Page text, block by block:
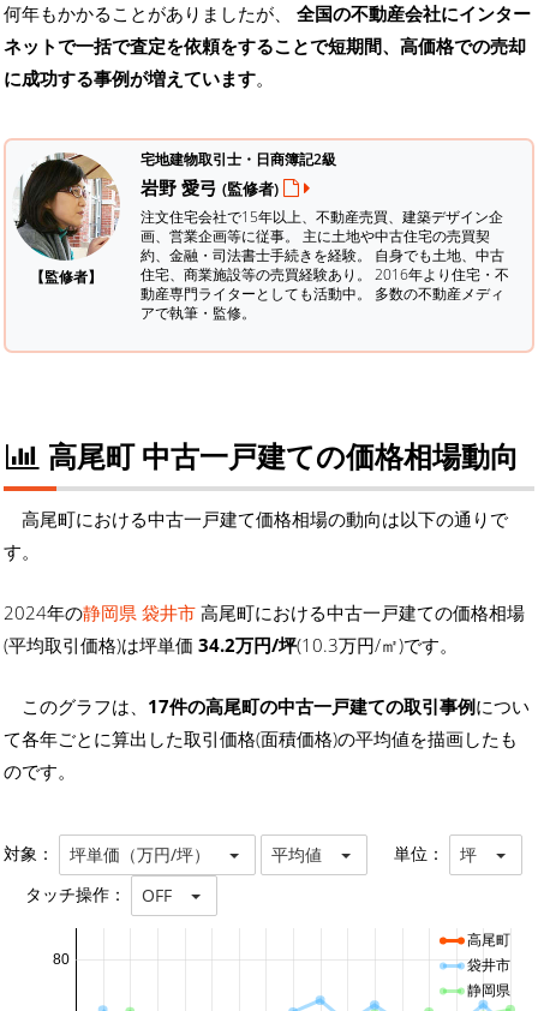
何年もかかることがありましたが、 全国の不動産会社にインター
ネットで一括で査定を依頼をすることで短期間、高価格での売却
に成功する事例が増えています。
【監修者】
宅地建物取引士・日商簿記2級
岩野 愛弓 (監修者)
注文住宅会社で15年以上、不動産売買、建築デザイン企
画、営業企画等に従事。 主に土地や中古住宅の売買契
約、金融・司法書士手続きを経験。 自身でも土地、中古
住宅、商業施設等の売買経験あり。 2016年より住宅・不
動産専門ライターとしても活動中。 多数の不動産メディ
アで執筆・監修。
高尾町 中古一戸建ての価格相場動向
高尾町における中古一戸建て価格相場の動向は以下の通りで
す。
2024年の静岡県 袋井市 高尾町における中古一戸建ての価格相場
(平均取引価格)は坪単価 34.2万円/坪(10.3万円/㎡)です。
このグラフは、 17件の高尾町の中古一戸建ての取引事例につい
て各年ごとに算出した取引価格(面積価格)の平均値を描画したも
のです。
対象： 坪単価（万円/坪） 平均値 単位： 坪
タッチ操作： OFF
80
高尾町
袋井市
静岡県